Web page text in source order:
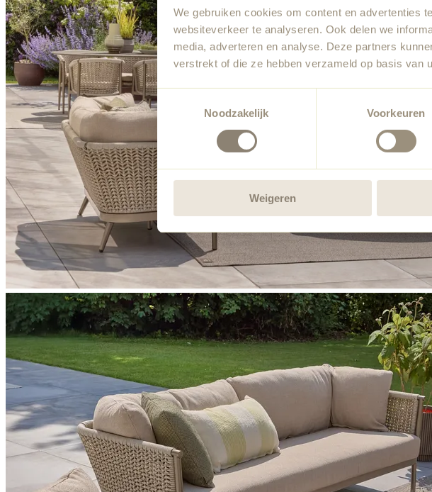
We gebruiken cookies om content en advertenties
websiteverkeer te analyseren. Ook delen we
media, adverteren en analyse. Deze partners
verstrekt of die ze hebben verzameld op basis van
Toestemmingsselectie
Noodzakelijk
Voorkeuren
Weigeren